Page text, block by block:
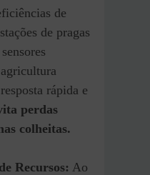
de
de pragas
rápida e
perdas
colheitas.
Recursos: Ao